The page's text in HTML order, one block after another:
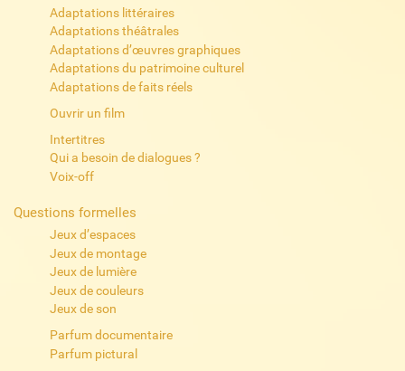
Adaptations littéraires
Adaptations théâtrales
Adaptations d’œuvres graphiques
Adaptations du patrimoine culturel
Adaptations de faits réels
Ouvrir un film
Intertitres
Qui a besoin de dialogues ?
Voix-off
Questions formelles
Jeux d’espaces
Jeux de montage
Jeux de lumière
Jeux de couleurs
Jeux de son
Parfum documentaire
Parfum pictural